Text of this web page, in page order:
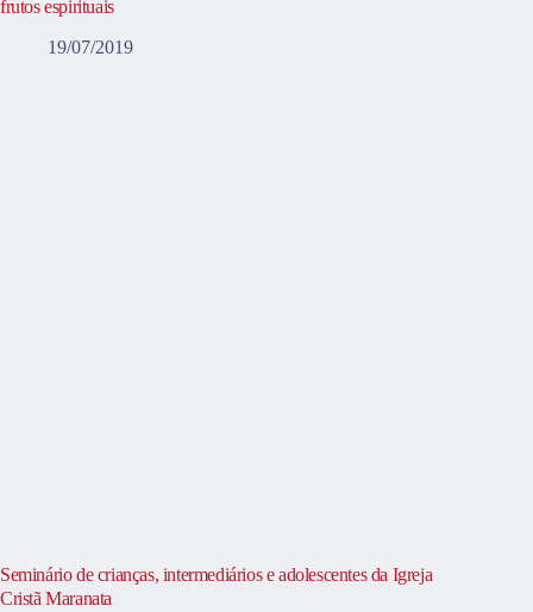
frutos espirituais
19/07/2019
Seminário de crianças, intermediários e adolescentes da Igreja
Cristã Maranata